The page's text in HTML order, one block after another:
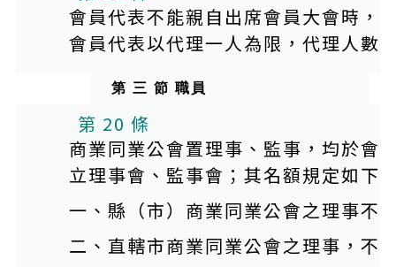
會員代表不能親自出席會員大會時，
會員代表以代理一人為限，代理人數
第 三 節 職員
第 20 條
商業同業公會置理事、監事，均於會
立理事會、監事會；其名額規定如下
一、縣（市）商業同業公會之理事不
二、直轄市商業同業公會之理事，不